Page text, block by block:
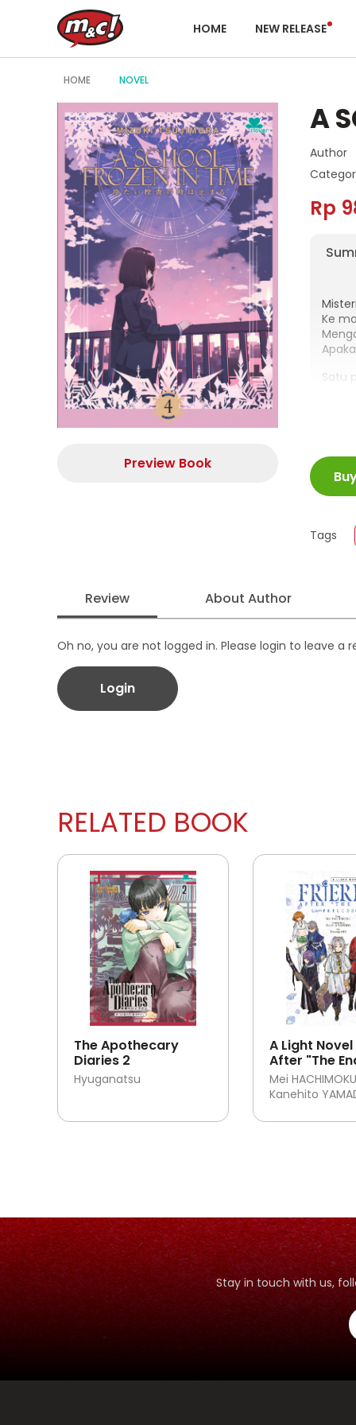
HOME NEW RELEASE
HOME NOVEL
Preview Book
A
Author
Rp
Ke
Satu
Dia
Salju
“Apa
ISBN
Size
Tags
Review About Author
Oh no, you are not logged in. Please login to leave a
Login
RELATED BOOK
The Apothecary
Diaries 2
Hyuganatsu
A Light
After "The
Prelude-
Mei
Kanehito
Stay in touch with us,